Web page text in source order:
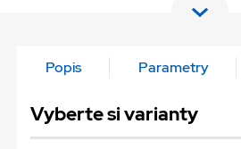
Popis Parametry
Vyberte si varianty